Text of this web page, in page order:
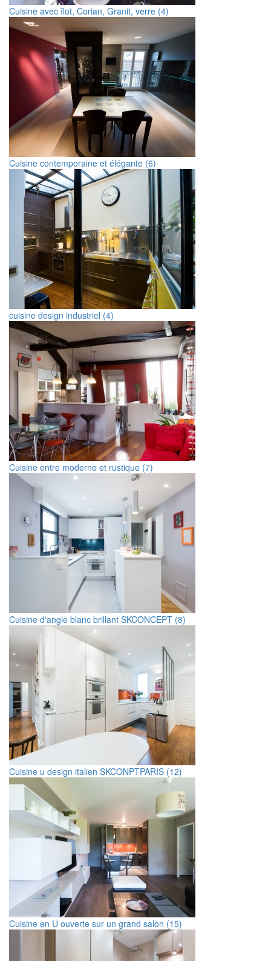
Cuisine avec îlot, Corian, Granit, verre (4)
Cuisine contemporaine et élégante (6)
cuisine design industriel (4)
Cuisine entre moderne et rustique (7)
Cuisine d'angle blanc brillant SKCONCEPT (8)
Cuisine u design italien SKCONPTPARIS (12)
Cuisine en U ouverte sur un grand salon (15)